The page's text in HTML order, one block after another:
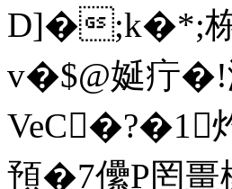
D]�;k�*;栋
v�$@娫疔�!
VeC�?�1
預�7儽P罔